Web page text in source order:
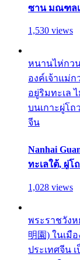
ซาน มณฑลเ
1,530 views
หนานไห่กว
องค์เจ้าแม่
อยู่ริมทะเล
บนเกาะผู่โถ
จีน
Nanhai
ทะเลใต้, ผู่โ
1,028 views
พระราชวังห
明園) ในเมื
ประเทศจีน